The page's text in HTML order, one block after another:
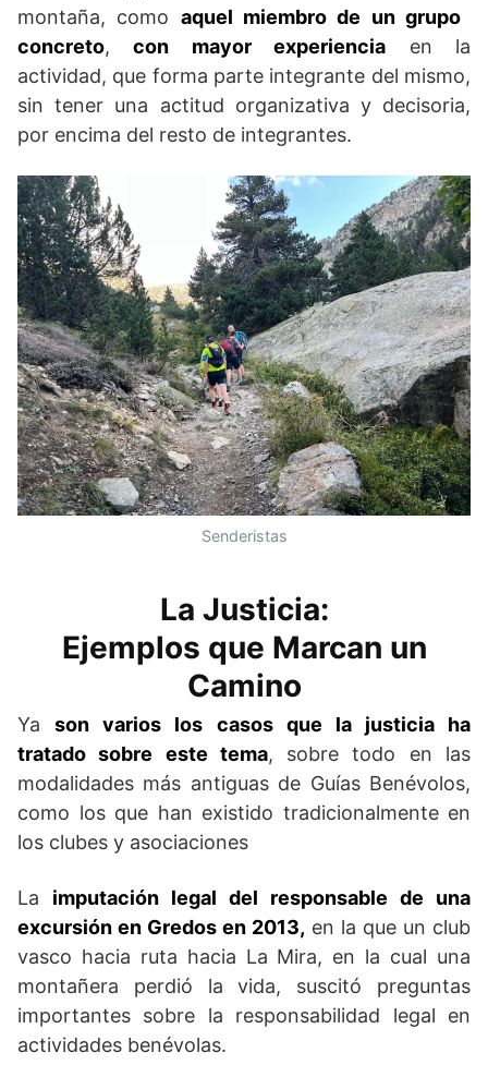
montaña, como aquel miembro de un grupo
concreto,con mayor experiencia en la
actividad, que forma parte integrante del mismo,
sin tener una actitud organizativa y decisoria,
por encima del resto de integrantes.
Senderistas
La Justicia:
Ejemplos que Marcan un
Camino
Yason varios los casos que la justicia ha
tratado sobre este tema, sobre todo en las
modalidades más antiguas de Guías Benévolos,
como los que han existido tradicionalmente en
los clubes y asociaciones
La imputación legal del responsable de una
excursión en Gredos en 2013, en la que un club
vasco hacia ruta hacia La Mira, en la cual una
montañera perdió la vida, suscitó preguntas
importantes sobre la responsabilidad legal en
actividades benévolas.